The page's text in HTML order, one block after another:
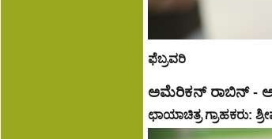
ಫೆಬ್ರವರಿ
ಅಮೆರಿಕನ್ ರಾಬಿನ್ -
ಛಾಯಾಚಿತ್ರ ಗ್ರಾಹಕರು: